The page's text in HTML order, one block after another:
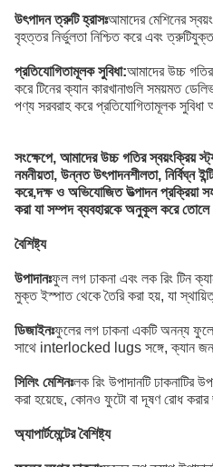
উৎপাদন ত্রুটি হ্রাসঃআমাদের মেশিনের
বৃহত্তর নির্ভুলতা নিশ্চিত করে এবং
প্রতিযোগিতামূলক সুবিধা:আমাদের উচ্চ গতির
করে টিনের ক্যান কারখানাগুলি সময়মত
পণ্য সরবরাহ করে প্রতিযোগিতামূলক সুবিধা
সংক্ষেপে, আমাদের উচ্চ গতির স্বয়ংক্রিয়
নমনীয়তা, উন্নত উৎপাদনশীলতা, নির্বিঘ্ন
করে,দক্ষ ও অভিযোজিত উত্পাদন প্রক্রিয়া
করা যা সম্পদ ব্যবহারকে অনুকূল করে তোলে
বৈশিষ্ট্য
উপাদানঃফুল লগ ঢাকনা এবং লক রিং টিন
মুক্ত ইস্পাত থেকে তৈরি করা হয়, যা
ডিজাইনঃফুলের লগ ঢাকনা একটি অনন্য
সাথে interlocked lugs সঙ্গে, ক্যান জন্য
সিলিং মেশিনঃলক রিং উপাদানটি ঢাকনাটির
করা হয়েছে, কোনও ফুটো বা দূষণ রোধ
অ্যাপার্টমেন্টের বৈশিষ্ট্য